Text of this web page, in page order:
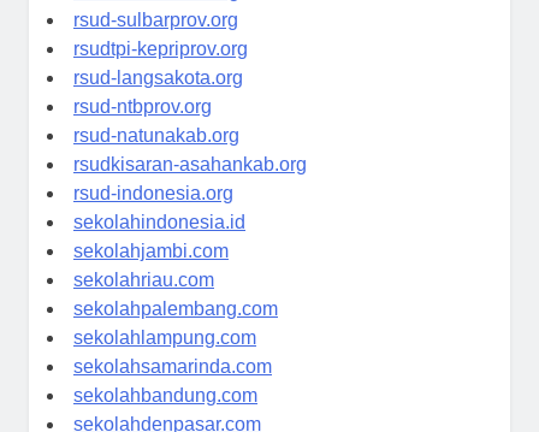
rsud-brebeskab.org
rsud-sulbarprov.org
rsudtpi-kepriprov.org
rsud-langsakota.org
rsud-ntbprov.org
rsud-natunakab.org
rsudkisaran-asahankab.org
rsud-indonesia.org
sekolahindonesia.id
sekolahjambi.com
sekolahriau.com
sekolahpalembang.com
sekolahlampung.com
sekolahsamarinda.com
sekolahbandung.com